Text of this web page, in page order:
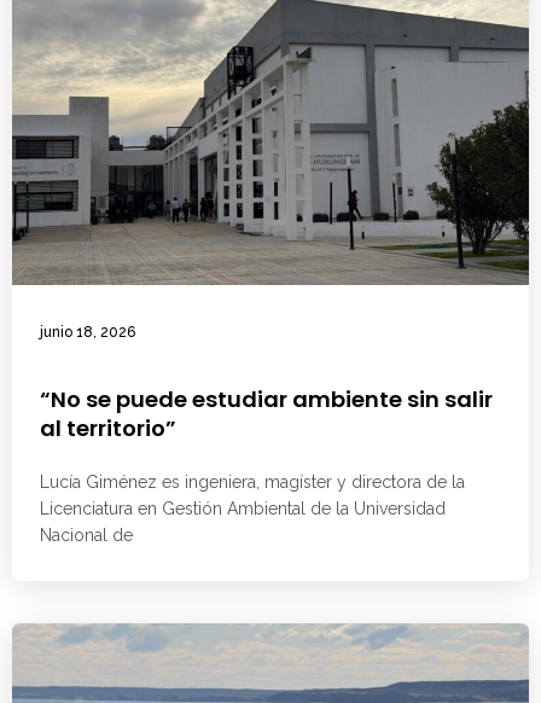
junio 18, 2026
“No se puede estudiar ambiente sin salir
al territorio”
Lucía Giménez es ingeniera, magíster y directora de la
Licenciatura en Gestión Ambiental de la Universidad
Nacional de